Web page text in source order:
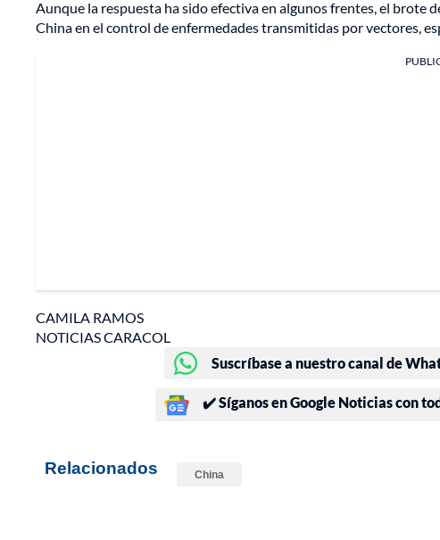
Aunque la respuesta ha sido efectiva en algunos frentes, el brote
China en el control de enfermedades transmitidas por vectores,
CAMILA RAMOS
NOTICIAS CARACOL
Suscríbase a nuestro canal de
✔️ Síganos en Google Noticias con
Relacionados China